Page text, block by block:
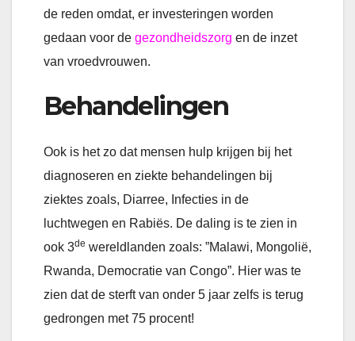
de reden omdat, er investeringen worden
gedaan voor de gezondheidszorg en de inzet
van vroedvrouwen.
Behandelingen
Ook is het zo dat mensen hulp krijgen bij het
diagnoseren en ziekte behandelingen bij
ziektes zoals, Diarree, Infecties in de
luchtwegen en Rabiës. De daling is te zien in
ook 3de wereldlanden zoals: ”Malawi, Mongolië,
Rwanda, Democratie van Congo”. Hier was te
zien dat de sterft van onder 5 jaar zelfs is terug
gedrongen met 75 procent!